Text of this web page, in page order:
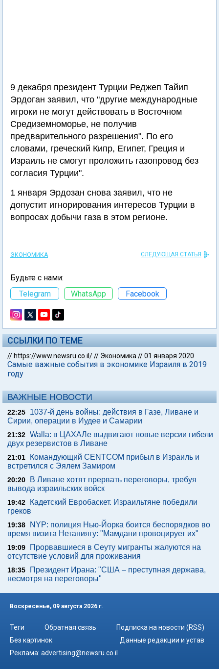
9 декабря президент Турции Реджеп Тайип
Эрдоган заявил, что "другие международные
игроки не могут действовать в Восточном
Средиземноморье, не получив
предварительного разрешения". По его
словами, греческий Кипр, Египет, Греция и
Израиль не смогут проложить газопровод без
согласия Турции".
1 января Эрдозан снова заявил, что не
допустит игнорирования интересов Турции в
вопросах добычи газа в этом регионе.
ЭКОНОМИКА СЛЕДУЮЩАЯ СТАТЬЯ
Будьте с нами:
Telegram
WhatsApp Facebook
ССЫЛКИ ПО ТЕМЕ
// https://www.newsru.co.il/// Экономика //01 января 2020
Самые важные события в экономике Израиля в 2019
году
ВАЖНЫЕ НОВОСТИ
22:25
1037-й день войны: действия в Газе, Ливане и
Сирии, операции в Иудее и Самарии
21:32 Walla: в ЦАХАЛе выдвигают новые версии гибели
двух резервистов в Ливане
21:01
Командующий CENTCOM прибыл в Израиль и
встретился с Эялем Замиром
20:20
В Ливане хотят прервать переговоры, требуя
вывода израильских войск
19:42
Кадетский Евробаскет. Израильтяне победили
греков
19:38
NYP: полиция Нью-Йорка боится беспорядков во
время визита Нетаниягу: "Мамдани провоцирует их"
19:09
Прорвавшиеся в Сеуту мигранты жалуются на
отсутствие условий для проживания
18:35
Президент Ирана: "США – преступная держава,
несмотря на переговоры"
Воскресенье, 09 августа 2026 г.
Теги Обратная связь
Подписка на новости (RSS)
Без картинок
Данные редакции и устав
Реклама: advertising@newsru.co.il